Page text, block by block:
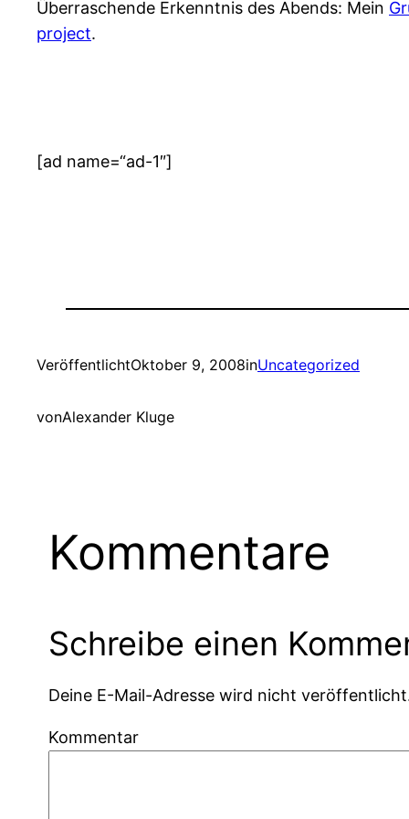
Überraschende Erkenntnis des Abends: Mein
project.
[ad name=“ad-1″]
VeröffentlichtOktober 9, 2008inUncategorized
vonAlexander Kluge
Kommentare
Schreibe einen
Deine E-Mail-Adresse wird nicht
Kommentar